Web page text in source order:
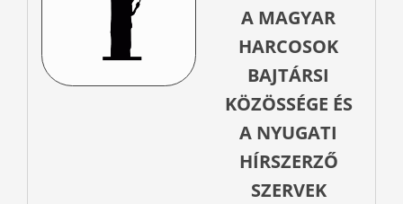
A MAGYAR
HARCOSOK
BAJTÁRSI
KÖZÖSSÉGE ÉS
A NYUGATI
HÍRSZERZŐ
SZERVEK